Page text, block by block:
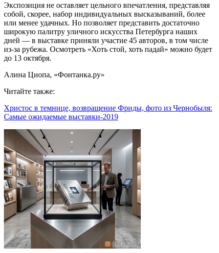
Экспозиция не оставляет цельного впечатления, представляя
собой, скорее, набор индивидуальных высказываний, более
или менее удачных. Но позволяет представить достаточно
широкую палитру уличного искусства Петербурга наших
дней — в выставке приняли участие 45 авторов, в том числе
из-за рубежа. Осмотреть «Хоть стой, хоть падай» можно будет
до 13 октября.
Алина Циопа, «Фонтанка.ру»
Читайте также:
Христос в темнице, возвращение Фриды, фото из Чернобыля:
Самые ожидаемые выставки-2019